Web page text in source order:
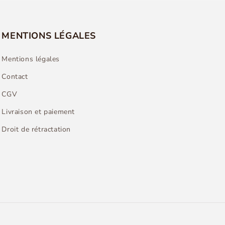
MENTIONS LÉGALES
Mentions légales
Contact
CGV
Livraison et paiement
Droit de rétractation